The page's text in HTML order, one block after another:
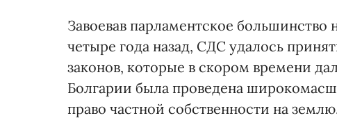
Завоевав парламентское
четыре года назад, СДС удалось
законов, которые в скором времени
Болгарии была проведена
право частной собственности на